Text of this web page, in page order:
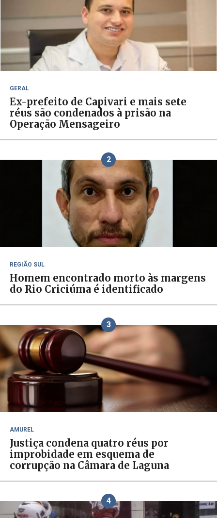
GERAL
Ex-prefeito de Capivari e mais sete
réus são condenados à prisão na
Operação Mensageiro
2
REGIÃO SUL
Homem encontrado morto às margens
do Rio Criciúma é identificado
3
AMUREL
Justiça condena quatro réus por
improbidade em esquema de
corrupção na Câmara de Laguna
4